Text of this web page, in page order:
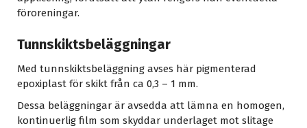
föroreningar.
Tunnskiktsbeläggningar
Med tunnskiktsbeläggning avses här pigmenterad
epoxiplast för skikt från ca 0,3 – 1 mm.
Dessa beläggningar är avsedda att lämna en homogen,
kontinuerlig film som skyddar underlaget mot slitage